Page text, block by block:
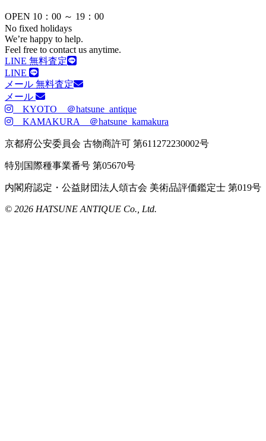
OPEN 10：00 ～ 19：00
No fixed holidays
We’re happy to help.
Feel free to contact us anytime.
LINE 無料査定
LINE
メール 無料査定
メール
KYOTO ＠hatsune_antique
KAMAKURA ＠hatsune_kamakura
京都府公安委員会 古物商許可 第611272230002号
特別国際種事業番号 第05670号
内閣府認定・公益財団法人頌古会 美術品評価鑑定士 第019号
© 2026 HATSUNE ANTIQUE Co., Ltd.